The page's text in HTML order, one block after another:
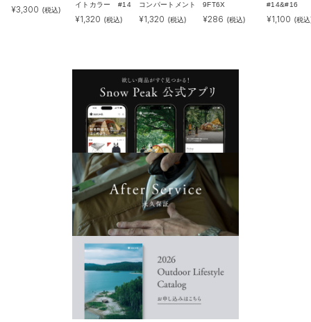
¥3,300 (税込)
イトカラー #14
¥1,320 (税込)
コンパートメント
¥1,320 (税込)
9FT6X
¥286 (税込)
#14&#16
¥1,100 (税